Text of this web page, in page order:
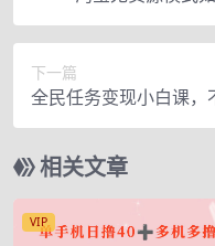
下一篇
全民任务变现小白课，
频就能赚钱
相关文章
VIP